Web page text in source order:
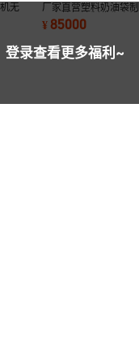
无
厂家直营塑料奶油袋
一次性奶油制袋生产设
格实惠
¥85000
登录查看更多福利~